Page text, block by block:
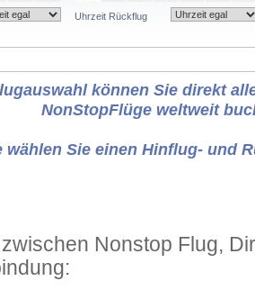
Uhrzeit Rückflug
können Sie direkt
NonStopFlüge weltweit
wählen Sie einen Hinflug- und
Nonstop Flug,